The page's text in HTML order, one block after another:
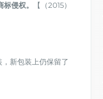
侵权。
【（2015）
新包装上仍保留了